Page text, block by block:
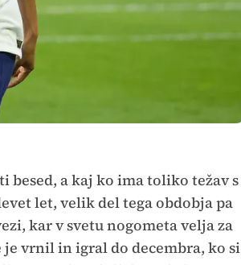
besed, a kaj ko ima toliko težav s
let, velik del tega obdobja pa
kar v svetu nogometa velja za
je vrnil in igral do decembra, ko si